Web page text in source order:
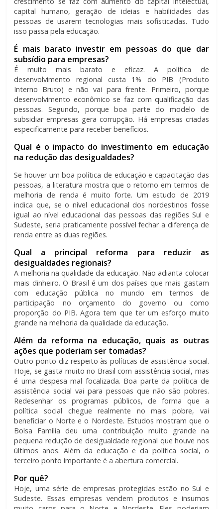
capital humano, geração de ideias e habilidades das
pessoas de usarem tecnologias mais sofisticadas. Tudo
isso passa pela educação.
É mais barato investir em pessoas do que dar
subsídio para empresas?
É muito mais barato e eficaz. A política de
desenvolvimento regional custa 1% do PIB (Produto
Interno Bruto) e não vai para frente. Primeiro, porque
desenvolvimento econômico se faz com qualificação das
pessoas. Segundo, porque boa parte do modelo de
subsidiar empresas gera corrupção. Há empresas criadas
especificamente para receber benefícios.
Qual é o impacto do investimento em educação
na redução das desigualdades?
Se houver um boa política de educação e capacitação das
pessoas, a literatura mostra que o retorno em termos de
melhoria de renda é muito forte. Um estudo de 2019
indica que, se o nível educacional dos nordestinos fosse
igual ao nível educacional das pessoas das regiões Sul e
Sudeste, seria praticamente possível fechar a diferença de
renda entre as duas regiões.
Qual a principal reforma para reduzir as
desigualdades regionais?
A melhoria na qualidade da educação. Não adianta colocar
mais dinheiro. O Brasil é um dos países que mais gastam
com educação pública no mundo em termos de
participação no orçamento do governo ou como
proporção do PIB. Agora tem que ter um esforço muito
grande na melhoria da qualidade da educação.
Além da reforma na educação, quais as outras
ações que poderiam ser tomadas?
Outro ponto diz respeito às políticas de assistência social.
Hoje, se gasta muito no Brasil com assistência social, mas
é uma despesa mal focalizada. Boa parte da política de
assistência social vai para pessoas que não são pobres.
Redesenhar os programas públicos, de forma que a
política social chegue realmente no mais pobre, vai
beneficiar o Norte e o Nordeste. Estudos mostram que o
Bolsa Família deu uma contribuição muito grande na
pequena redução de desigualdade regional que houve nos
últimos anos. Além da educação e da política social, o
terceiro ponto importante é a abertura comercial.
Por quê?
Hoje, uma série de empresas protegidas estão no Sul e
Sudeste. Essas empresas vendem produtos e insumos